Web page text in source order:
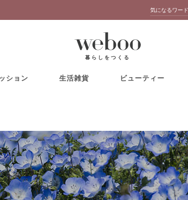
暮らしをつくる
ション 生活雑貨 ビューティー